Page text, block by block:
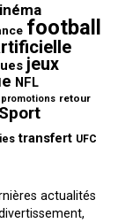
football
jeux
NFL
promotions retour
Sport
transfert UFC
actualités